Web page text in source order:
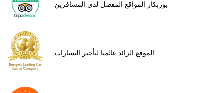
يوربكار المواقع المفضل لدى المسافرين
الموقع الرائد عالميا لتأجير السيارات